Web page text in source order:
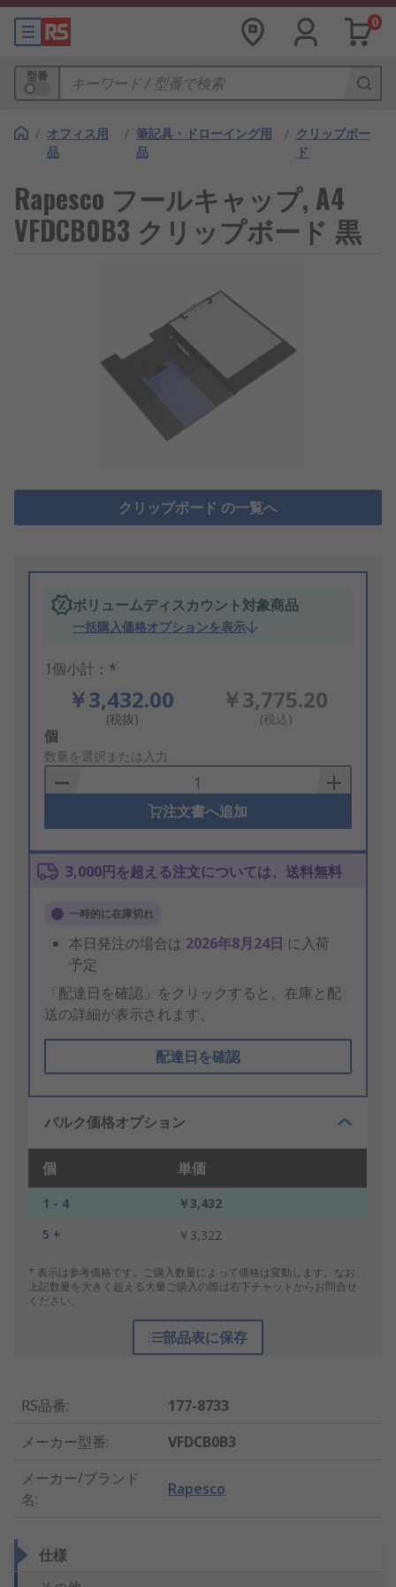
0
型番
/ オフィス用
品
/ 筆記具・ドローイング用
品
/ クリップボー
ド
Rapesco フールキャップ, A4
VFDCB0B3 クリップボード 黒
クリップボード の一覧へ
ボリュームディスカウント対象商品
一括購入価格オプションを表示
1個小計：*
￥3,432.00
(税抜)
￥3,775.20
(税込)
Add
to
Basket
個
数量を選択または入力
注文書へ追加
3,000円を超える注文については、送料無料
一時的に在庫切れ
本日発注の場合は 2026年8月24日 に入荷
予定
「配達日を確認」をクリックすると、在庫と配
送の詳細が表示されます。
配達日を確認
バルク価格オプション
個 単価
1 - 4
￥3,432
5 +
￥3,322
* 表示は参考価格です。ご購入数量によって価格は変動します。なお、
上記数量を大きく超える大量ご購入の際は右下チャットからお問合せ
ください。
部品表に保存
RS品番:
177-8733
メーカー型番:
VFDCB0B3
メーカー/ブランド
名:
Rapesco
仕様